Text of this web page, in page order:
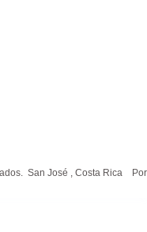
San José , Costa Rica
Por